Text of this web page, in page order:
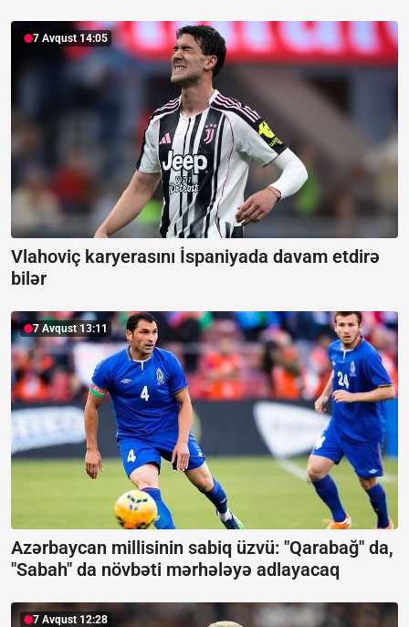
7 Avqust 14:05
Vlahoviç karyerasını İspaniyada davam etdirə
bilər
7 Avqust 13:11
Azərbaycan millisinin sabiq üzvü: "Qarabağ" da,
"Sabah" da növbəti mərhələyə adlayacaq
7 Avqust 12:28